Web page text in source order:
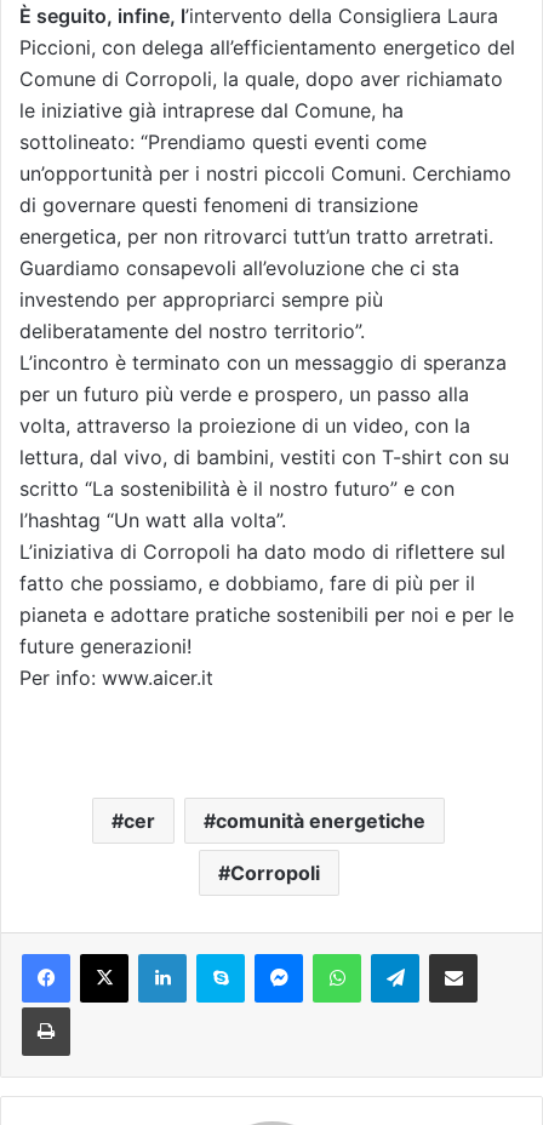
È seguito, infine, l’intervento della Consigliera Laura
Piccioni, con delega all’efficientamento energetico del
Comune di Corropoli, la quale, dopo aver richiamato
le iniziative già intraprese dal Comune, ha
sottolineato: “Prendiamo questi eventi come
un’opportunità per i nostri piccoli Comuni. Cerchiamo
di governare questi fenomeni di transizione
energetica, per non ritrovarci tutt’un tratto arretrati.
Guardiamo consapevoli all’evoluzione che ci sta
investendo per appropriarci sempre più
deliberatamente del nostro territorio”.
L’incontro è terminato con un messaggio di speranza
per un futuro più verde e prospero, un passo alla
volta, attraverso la proiezione di un video, con la
lettura, dal vivo, di bambini, vestiti con T-shirt con su
scritto “La sostenibilità è il nostro futuro” e con
l’hashtag “Un watt alla volta”.
L’iniziativa di Corropoli ha dato modo di riflettere sul
fatto che possiamo, e dobbiamo, fare di più per il
pianeta e adottare pratiche sostenibili per noi e per le
future generazioni!
Per info: www.aicer.it
cer comunità energetiche
Corropoli
Telegram